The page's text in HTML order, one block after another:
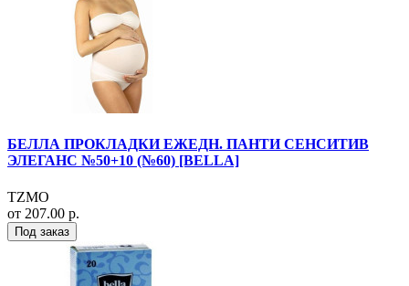
БЕЛЛА ПРОКЛАДКИ ЕЖЕДН. ПАНТИ СЕНСИТИВ
ЭЛЕГАНС №50+10 (№60) [BELLA]
TZMO
от 207.00 р.
Под заказ